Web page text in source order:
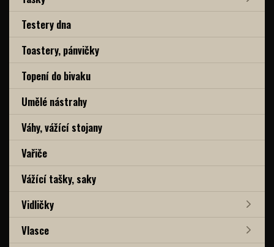
Testery dna
Toastery, pánvičky
Topení do bivaku
Umělé nástrahy
Váhy, vážící stojany
Vařiče
Vážící tašky, saky
Vidličky
Vlasce